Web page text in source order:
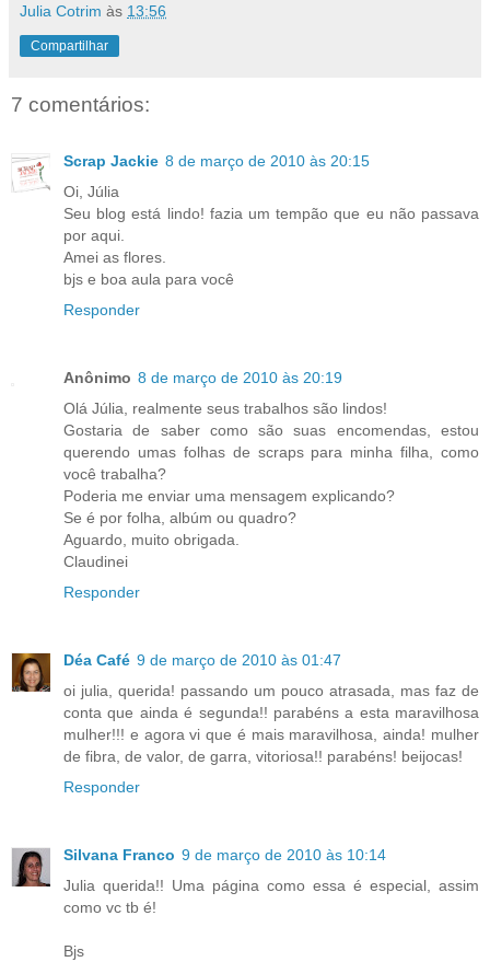
Julia Cotrim às 13:56
Compartilhar
7 comentários:
Scrap Jackie 8 de março de 2010 às 20:15
Oi, Júlia
Seu blog está lindo! fazia um tempão que eu não passava
por aqui.
Amei as flores.
bjs e boa aula para você
Responder
Anônimo 8 de março de 2010 às 20:19
Olá Júlia, realmente seus trabalhos são lindos!
Gostaria de saber como são suas encomendas, estou
querendo umas folhas de scraps para minha filha, como
você trabalha?
Poderia me enviar uma mensagem explicando?
Se é por folha, albúm ou quadro?
Aguardo, muito obrigada.
Claudinei
Responder
Déa Café 9 de março de 2010 às 01:47
oi julia, querida! passando um pouco atrasada, mas faz de
conta que ainda é segunda!! parabéns a esta maravilhosa
mulher!!! e agora vi que é mais maravilhosa, ainda! mulher
de fibra, de valor, de garra, vitoriosa!! parabéns! beijocas!
Responder
Silvana Franco 9 de março de 2010 às 10:14
Julia querida!! Uma página como essa é especial, assim
como vc tb é!
Bjs